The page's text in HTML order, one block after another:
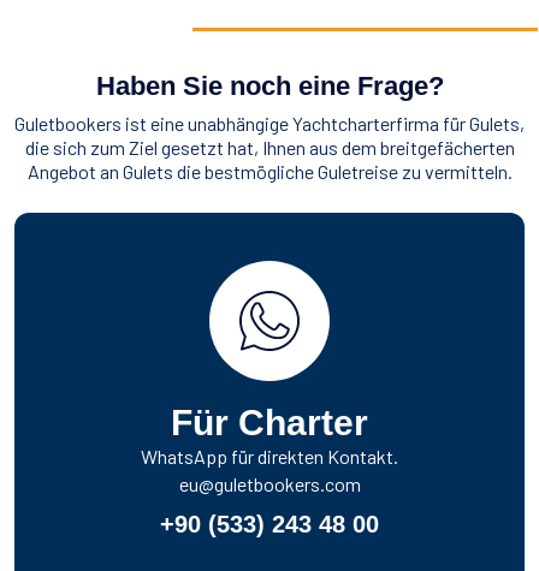
Haben Sie noch eine Frage?
Guletbookers ist eine unabhängige Yachtcharterfirma für Gulets,
die sich zum Ziel gesetzt hat, Ihnen aus dem breitgefächerten
Angebot an Gulets die bestmögliche Guletreise zu vermitteln.
Für Charter
WhatsApp für direkten Kontakt.
eu@guletbookers.com
+90 (533) 243 48 00